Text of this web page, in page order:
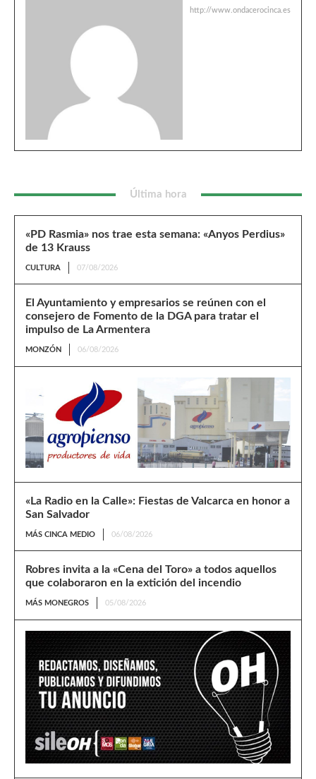
http://www.ondacerocinca.es
Última hora
«PD Rasmia» nos trae esta semana: «Anyos Perdius»
de 13 Krauss
CULTURA 07/08/2026
El Ayuntamiento y empresarios se reúnen con el
consejero de Fomento de la DGA para tratar el
impulso de La Armentera
MONZÓN 06/08/2026
«La Radio en la Calle»: Fiestas de Valcarca en honor a
San Salvador
MÁS CINCA MEDIO 06/08/2026
Robres invita a la «Cena del Toro» a todos aquellos
que colaboraron en la extición del incendio
MÁS MONEGROS 05/08/2026